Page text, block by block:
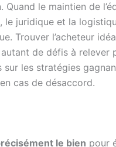
Quand le maintien de
le juridique et la
Trouver l’acheteur
de défis à relever
sur les stratégies
cas de désaccord.
le bien pour